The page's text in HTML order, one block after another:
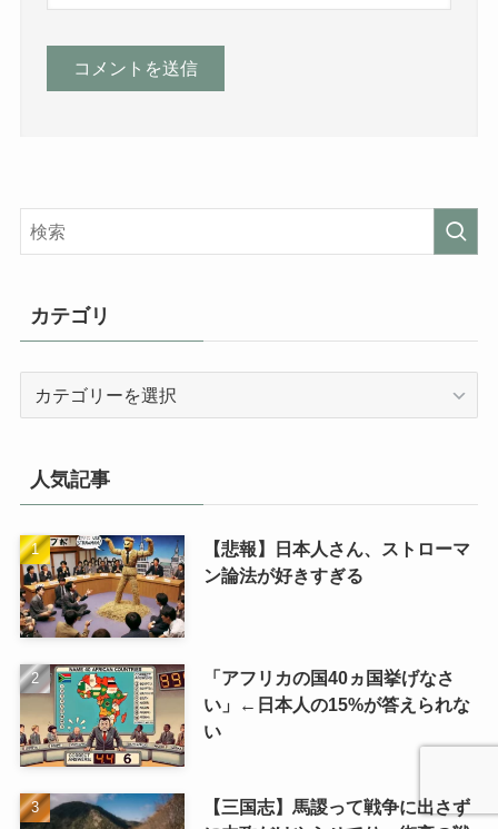
カテゴリ
人気記事
【悲報】日本人さん、ストローマ
ン論法が好きすぎる
「アフリカの国40ヵ国挙げなさ
い」←日本人の15%が答えられな
い
【三国志】馬謖って戦争に出さず